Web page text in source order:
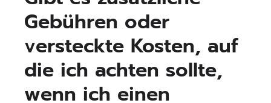
Gebühren oder
versteckte Kosten, auf
die ich achten sollte,
wenn ich einen